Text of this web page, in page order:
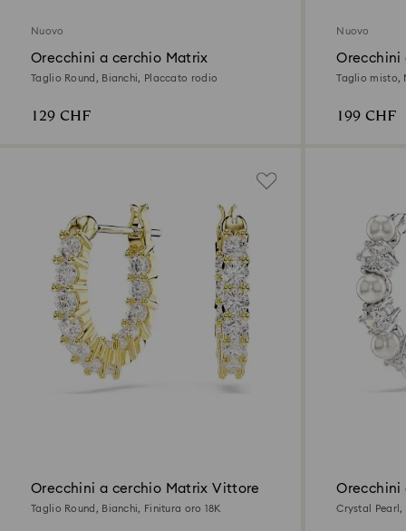
Nuovo
Orecchini a cerchio Matrix
Taglio Round, Bianchi, Placcato rodio
129 CHF
Nuovo
Orecchini
Taglio misto,
199 CHF
Orecchini a cerchio Matrix Vittore
Taglio Round, Bianchi, Finitura oro 18K
Orecchini
Crystal Pearl,